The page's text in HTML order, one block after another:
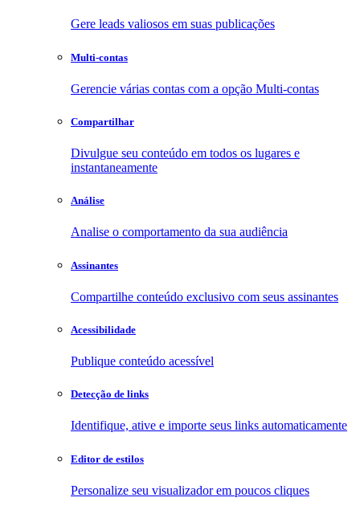
Gere leads valiosos em suas publicações
Multi-contas
Gerencie várias contas com a opção Multi-contas
Compartilhar
Divulgue seu conteúdo em todos os lugares e
instantaneamente
Análise
Analise o comportamento da sua audiência
Assinantes
Compartilhe conteúdo exclusivo com seus assinantes
Acessibilidade
Publique conteúdo acessível
Detecção de links
Identifique, ative e importe seus links automaticamente
Editor de estilos
Personalize seu visualizador em poucos cliques